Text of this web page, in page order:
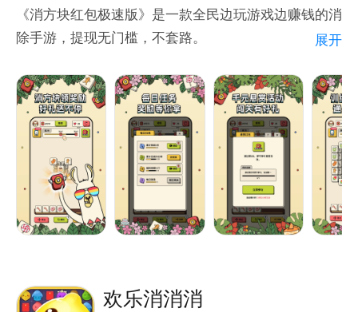
《消方块红包极速版》是一款全民边玩游戏边赚钱的消
除手游，提现无门槛，不套路。
游戏轻松不沉迷，公交地铁，随时随地，想玩就玩，想
走就走。
益智解谜，开发智力，助力学龄儿童智力发育。
居家休闲，家务之余，来一局消除星星乐，消除无聊、
消除烦恼、消除距离。
游戏不用流量也能玩，开启手机，轻点图标，快乐无
边！
展开
欢乐消消消